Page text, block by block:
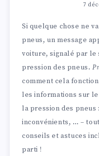
7
Si quelque chose ne
pneus, un message
voiture, signalé par le
pression des pneus.
comment cela
les informations sur
la pression des pneus
inconvénients, … –
conseils et astuces
parti !